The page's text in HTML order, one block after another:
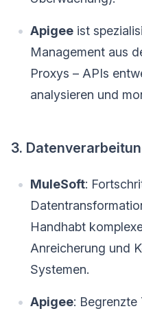
Apigee ist
Management aus
Proxys – APIs
analysieren und
3.
MuleSoft:
Handhabt
Anreicherung und
Systemen.
Apigee: Begrenzte